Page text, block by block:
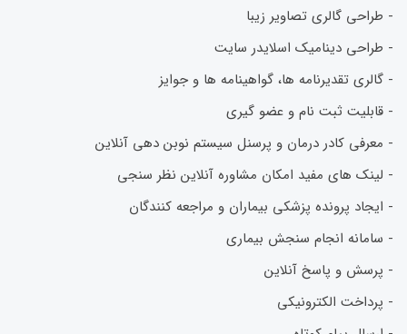
- طراحی گالری تصاویر زیبا
- طراحی دینامیک اسلایدر سایت
- گالری تقدیرنامه ها، گواهینامه ها و جوایز
- قابلیت ثبت نام و عضو گیری
- معرفی کادر درمان و پرسنل سیستم نوبن دهی آنلاین
- لینک های مفید امکان مشاوره آنلاین نظر سنجی
- ایجاد پرونده پزشکی بیماران و مراجعه کنندگان
- سامانه انجام سنجش بیماری
- پرسش و پاسخ آنلاین
- پرداخت الکترونیکی